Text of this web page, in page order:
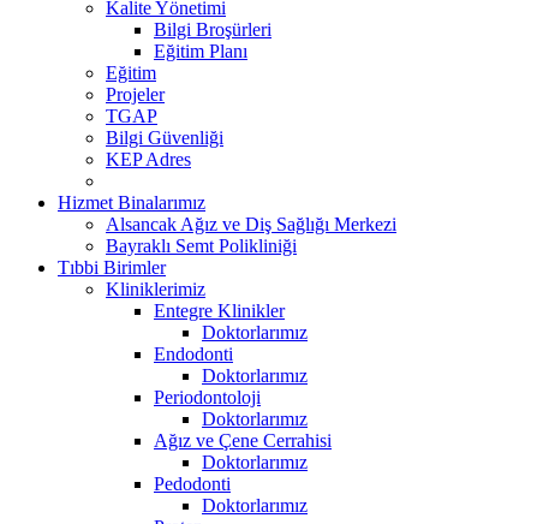
Kalite Yönetimi
Bilgi Broşürleri
Eğitim Planı
Eğitim
Projeler
TGAP
Bilgi Güvenliği
KEP Adres
Hizmet Binalarımız
Alsancak Ağız ve Diş Sağlığı Merkezi
Bayraklı Semt Polikliniği
Tıbbi Birimler
Kliniklerimiz
Entegre Klinikler
Doktorlarımız
Endodonti
Doktorlarımız
Periodontoloji
Doktorlarımız
Ağız ve Çene Cerrahisi
Doktorlarımız
Pedodonti
Doktorlarımız